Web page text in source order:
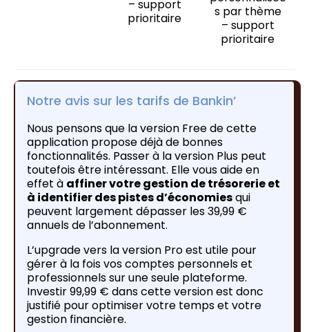
– support
prioritaire
s par thème
– support
prioritaire
Notre avis sur les tarifs de Bankin’
Nous pensons que la version Free de cette
application propose déjà de bonnes
fonctionnalités. Passer à la version Plus peut
toutefois être intéressant. Elle vous aide en
effet à affiner votre gestion de trésorerie et
à identifier des pistes d’économiesqui
peuvent largement dépasser les 39,99 €
annuels de l’abonnement.
L’upgrade vers la version Pro est utile pour
gérer à la fois vos comptes personnels et
professionnels sur une seule plateforme.
Investir 99,99 € dans cette version est donc
justifié pour optimiser votre temps et votre
gestion financière.